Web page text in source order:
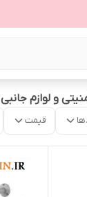
و لوازم جانبی
قیمت